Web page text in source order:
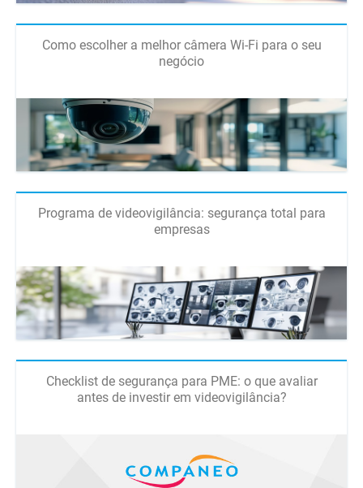
Como escolher a melhor câmera Wi-Fi para o seu
negócio
Programa de videovigilância: segurança total para
empresas
Checklist de segurança para PME: o que avaliar
antes de investir em videovigilância?